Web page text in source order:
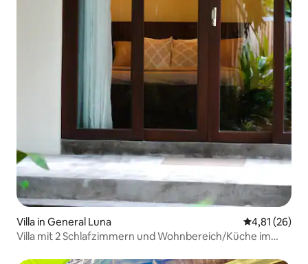
Villa in General Luna
4,81 (26)
Villa mit 2 Schlafzimmern und Wohnbereich/Küche im